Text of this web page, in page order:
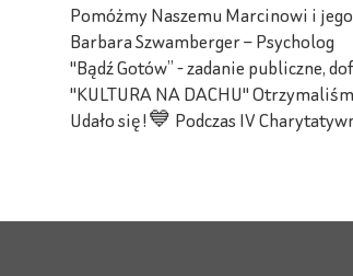
Pomóżmy Naszemu Marcinowi i
Barbara Szwamberger – Psycholog
"Bądź Gotów” - zadanie publiczne,
"KULTURA NA DACHU"
Udało się!💙 Podczas IV